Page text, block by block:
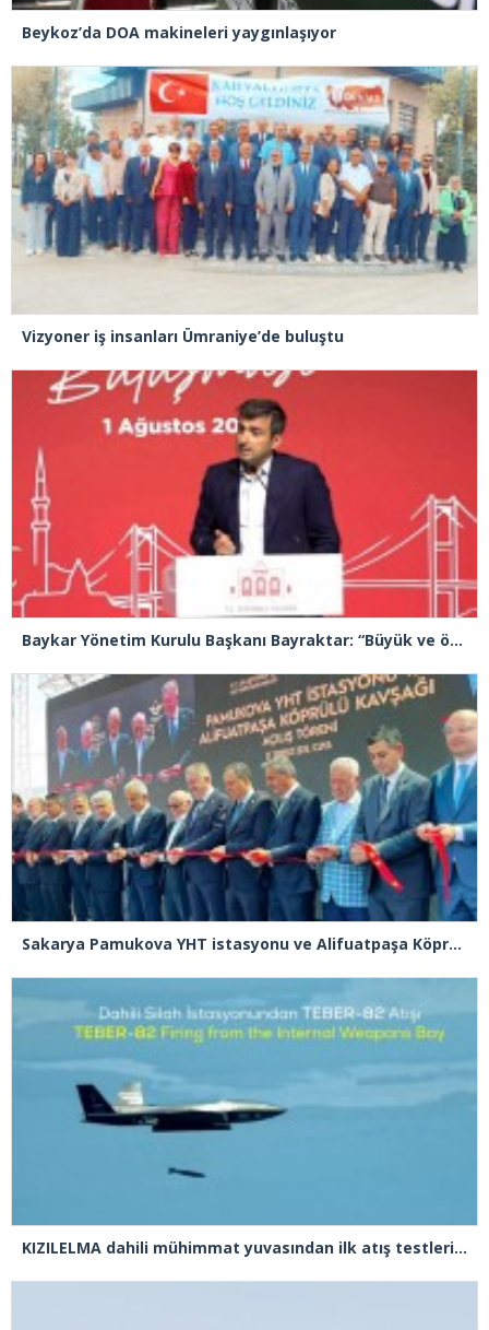
Beykoz’da DOA makineleri yaygınlaşıyor
Vizyoner iş insanları Ümraniye’de buluştu
Baykar Yönetim Kurulu Başkanı Bayraktar: “Büyük ve önemli eserler konfor alanının dışında kalmaya razı olanlar tarafından gerçekleştirildi”
Sakarya Pamukova YHT istasyonu ve Alifuatpaşa Köprülü Kavşağı açılışı gerçekleşti
KIZILELMA dahili mühimmat yuvasından ilk atış testlerini başarıyla tamamladı